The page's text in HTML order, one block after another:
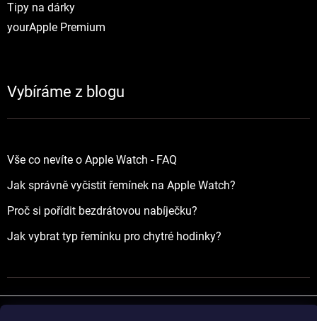
Tipy na dárky
yourApple Premium
Vybíráme z blogu
Vše co nevíte o Apple Watch - FAQ
Jak správně vyčistit řemínek na Apple Watch?
Proč si pořídit bezdrátovou nabíječku?
Jak vybrat typ řemínku pro chytré hodinky?